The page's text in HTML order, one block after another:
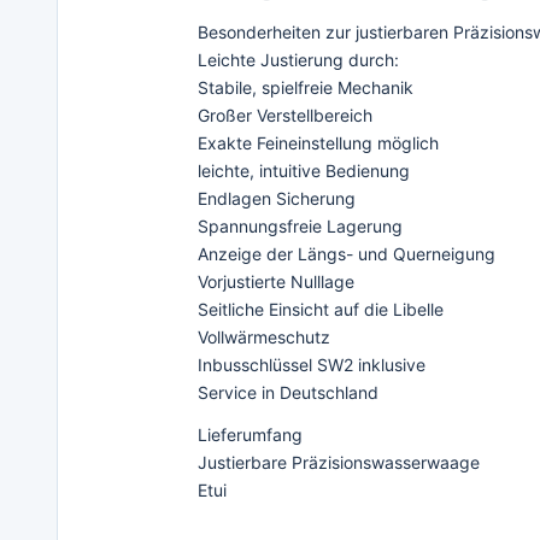
Besonderheiten zur justierbaren
Leichte Justierung durch:
Stabile, spielfreie Mechanik
Großer Verstellbereich
Exakte Feineinstellung möglich
leichte, intuitive Bedienung
Endlagen Sicherung
Spannungsfreie Lagerung
Anzeige der Längs- und Querneigung
Vorjustierte Nulllage
Seitliche Einsicht auf die Libelle
Vollwärmeschutz
Inbusschlüssel SW2 inklusive
Service in Deutschland
Lieferumfang
Justierbare Präzisionswasserwaage
Etui